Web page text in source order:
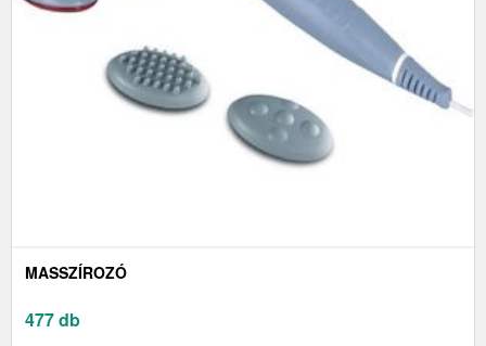
MASSZÍROZÓ
477 db